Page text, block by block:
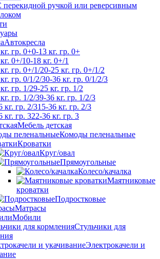
перекидной ручкой или реверсивным
Автокресла
0-13 кг. гр. 0+
0-18 кг. 0+/1
0-25 кг. гр. 0+/1/2
0-36 кг. гр. 0/1/2/3
9-25 кг. гр. 1/2
9-36 кг. гр. 1/2/3
15-36 кг. гр. 2/3
22-36 кг. гр. 3
Мебель детская
Комоды пеленальные
Кроватки
Круг/овал
Прямоугольные
Колесо/качалка
Маятниковые
кроватки
Подростковые
Матрасы
Мобили
Стульчики для
Электрокачели и